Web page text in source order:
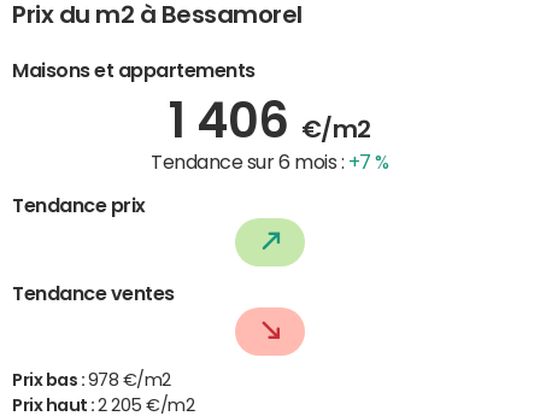
Prix du m2 à Bessamorel
Maisons et appartements
1 406 €/m2
Tendance sur 6 mois : +7 %
Tendance prix
Tendance ventes
Prix bas : 978 €/m2
Prix haut :2 205 €/m2